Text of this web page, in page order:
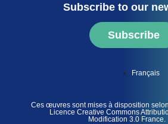
Subscribe to our
Subscribe
Français
Ces œuvres sont mises à disposition
Licence Creative Commons
Modification 3.0 France.